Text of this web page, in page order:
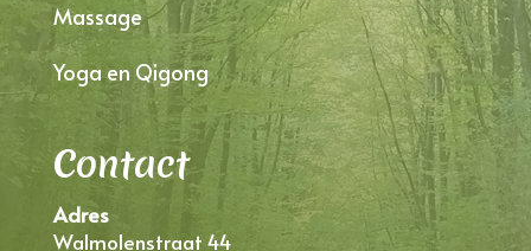
Massage
Yoga en Qigong
Contact
Adres
Walmolenstraat 44